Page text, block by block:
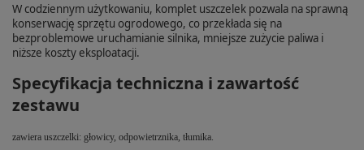
W codziennym użytkowaniu, komplet uszczelek pozwala na sprawną
konserwację sprzętu ogrodowego, co przekłada się na
bezproblemowe uruchamianie silnika, mniejsze zużycie paliwa i
niższe koszty eksploatacji.
Specyfikacja techniczna i zawartość
zestawu
zawiera uszczelki: głowicy, odpowietrznika, tłumika.